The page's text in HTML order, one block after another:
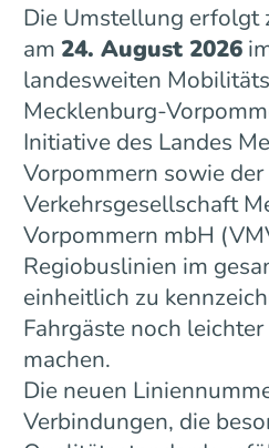
Die Umstellung erfolgt
am 24. August 2026
landesweiten
Mecklenburg-
Initiative des Landes
Vorpommern sowie der
Verkehrsgesellschaft
Vorpommern mbH
Regiobuslinien im
einheitlich zu
Fahrgäste noch
machen.
Die neuen
Verbindungen, die